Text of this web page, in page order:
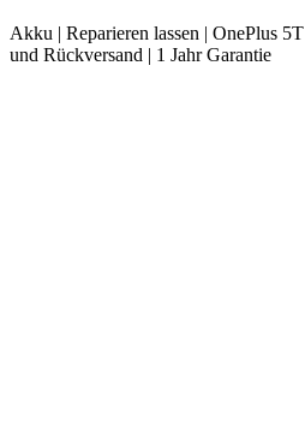
Akku | Reparieren lassen | OnePlus 5T
und Rückversand | 1 Jahr Garantie